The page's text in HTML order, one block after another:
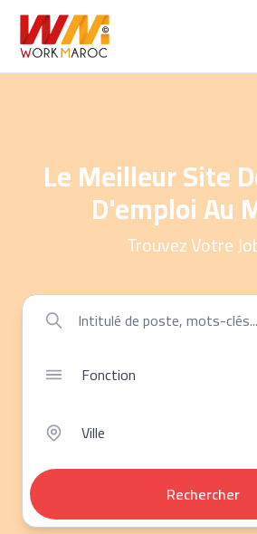
Le Meilleur Site
D'emploi Au
Trouvez Votre
Rechercher